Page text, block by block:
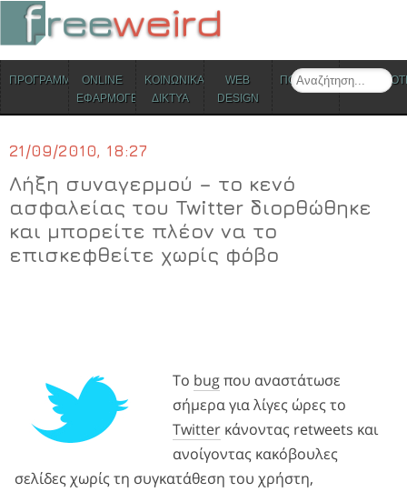
Search
Skip to content
ΠΡΟΓΡΑΜΜΑΤΑONLINE
ΕΦΑΡΜΟΓΕΣ
ΚΟΙΝΩΝΙΚΑ
ΔΙΚΤΥΑ
WEB
DESIGN
ΠΟΛΙΤΙΣΜΟΣ
21/09/2010, 18:27
Λήξη συναγερμού – το κενό
ασφαλείας του Twitter διορθώθηκε
και μπορείτε πλέον να το
επισκεφθείτε χωρίς φόβο
Το bugπου αναστάτωσε
σήμερα για λίγες ώρες το
Twitter κάνοντας retweets και
ανοίγοντας κακόβουλες
σελίδες χωρίς τη συγκατάθεση του χρήστη,